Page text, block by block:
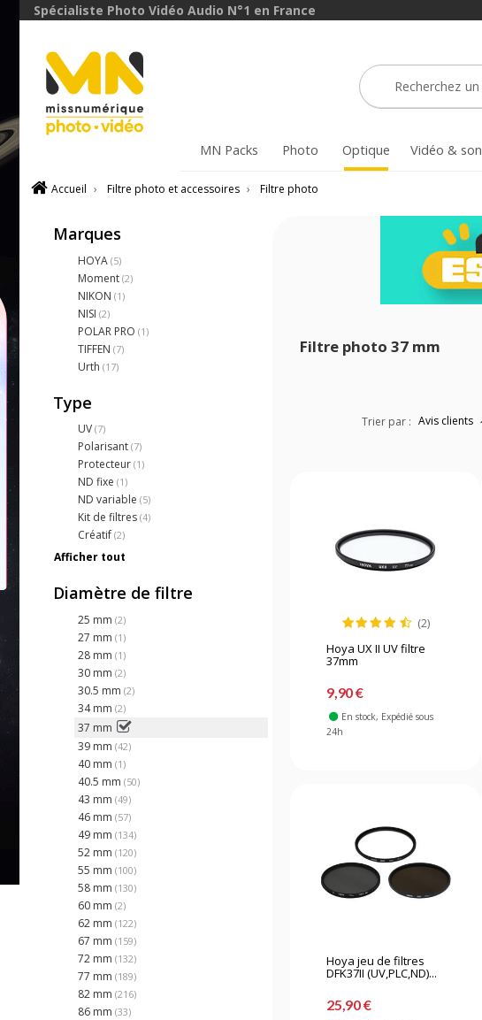
Spécialiste Photo Vidéo Audio N°1 en France
MN Packs Photo Optique Vidéo & son
Accueil › Filtre photo et accessoires › Filtre photo
Marques
HOYA (5)
Moment (2)
NIKON (1)
NISI (2)
POLAR PRO (1)
TIFFEN (7)
Urth (17)
Type
UV (7)
Polarisant (7)
Protecteur (1)
ND fixe (1)
ND variable (5)
Kit de filtres (4)
Créatif (2)
Afficher tout
Diamètre de filtre
25 mm (2)
27 mm (1)
28 mm (1)
30 mm (2)
30.5 mm (2)
34 mm (2)
37 mm
39 mm (42)
40 mm (1)
40.5 mm (50)
43 mm (49)
46 mm (57)
49 mm (134)
52 mm (120)
55 mm (100)
58 mm (130)
60 mm (2)
62 mm (122)
67 mm (159)
72 mm (132)
77 mm (189)
82 mm (216)
86 mm (33)
Filtre photo 37 mm
Trier par : Avis clients
(2)
Hoya UX II UV filtre
37mm
9,90 €
En stock, Expédié sous
24h
Hoya jeu de filtres
DFK37II (UV,PLC,ND)...
25,90 €